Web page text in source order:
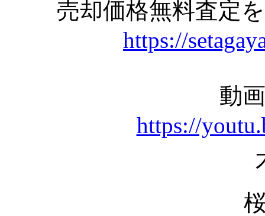
売却価格無料査定
https://
動
https://